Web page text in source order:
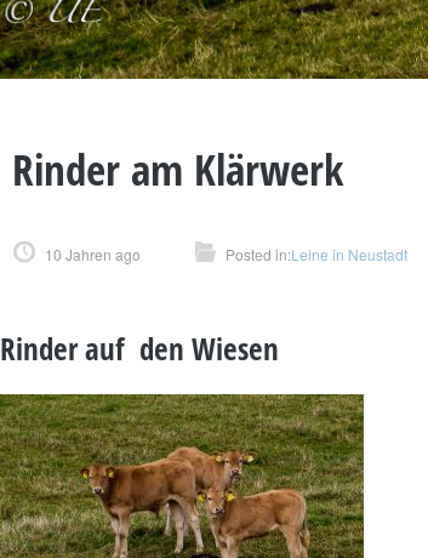
Rinder am Klärwerk
10 Jahren ago Posted in:Leine in Neustadt
Rinder auf den Wiesen